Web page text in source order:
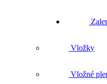
Vložky
Vložné